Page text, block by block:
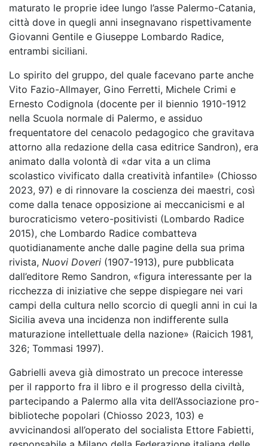
maturato le proprie idee lungo l’asse Palermo-Catania,
città dove in quegli anni insegnavano rispettivamente
Giovanni Gentile e Giuseppe Lombardo Radice,
entrambi siciliani.
Lo spirito del gruppo, del quale facevano parte anche
Vito Fazio-Allmayer, Gino Ferretti, Michele Crimi e
Ernesto Codignola (docente per il biennio 1910-1912
nella Scuola normale di Palermo, e assiduo
frequentatore del cenacolo pedagogico che gravitava
attorno alla redazione della casa editrice Sandron), era
animato dalla volontà di «dar vita a un clima
scolastico vivificato dalla creatività infantile» (Chiosso
2023, 97) e di rinnovare la coscienza dei maestri, così
come dalla tenace opposizione ai meccanicismi e al
burocraticismo vetero-positivisti (Lombardo Radice
2015), che Lombardo Radice combatteva
quotidianamente anche dalle pagine della sua prima
rivista, Nuovi Doveri (1907-1913), pure pubblicata
dall’editore Remo Sandron, «figura interessante per la
ricchezza di iniziative che seppe dispiegare nei vari
campi della cultura nello scorcio di quegli anni in cui la
Sicilia aveva una incidenza non indifferente sulla
maturazione intellettuale della nazione» (Raicich 1981,
326; Tommasi 1997).
Gabrielli aveva già dimostrato un precoce interesse
per il rapporto fra il libro e il progresso della civiltà,
partecipando a Palermo alla vita dell’Associazione pro-
biblioteche popolari (Chiosso 2023, 103) e
avvicinandosi all’operato del socialista Ettore Fabietti,